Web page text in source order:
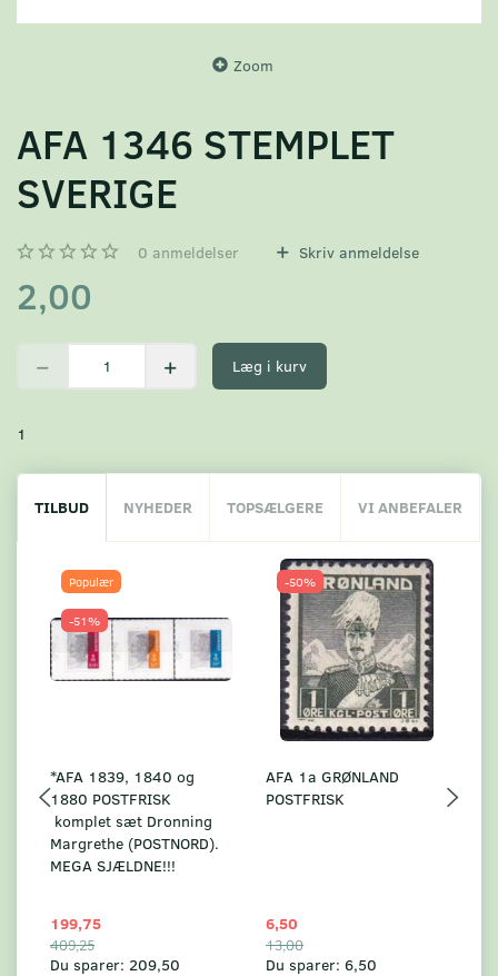
Zoom
AFA 1346 STEMPLET
SVERIGE
0 anmeldelser Skriv anmeldelse
2,00
Læg i kurv
1
TILBUD NYHEDER TOPSÆLGERE VI ANBEFALER
Populær
-51%
*AFA 1839, 1840 og
1880 POSTFRISK
komplet sæt Dronning
Margrethe (POSTNORD).
MEGA SJÆLDNE!!!
199,75
409,25
Du sparer: 209,50
-50%
AFA 1a GRØNLAND
POSTFRISK
6,50
13,00
Du sparer: 6,50